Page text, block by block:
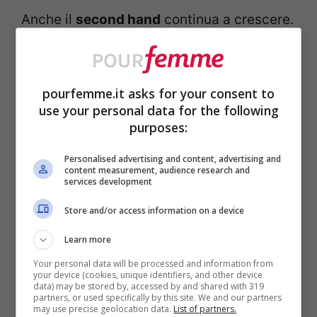
Anche il second hand continua a crescere.
Non è moda di nicchia: è abitudine
concreta. A giugno i negozi di vintage
entrano in alta stagione con camicie di
seta anni Novanta, denim chiaro, occhiali
con calma. Qui il consiglio è semplice:
prova, senti il peso, guarda le cuciture. La
memoria dei capi è un valore anche
d’estate.
Cosa comprare adesso (con
pourfemme.it asks for your consent to
use your personal data for the following
purposes:
Personalised advertising and content, advertising and
content measurement, audience research and
services development
Store and/or access information on a device
Learn more
Your personal data will be processed and information from
your device (cookies, unique identifiers, and other device
data) may be stored by, accessed by and shared with 319
partners, or used specifically by this site. We and our partners
may use precise geolocation data. List of partners.